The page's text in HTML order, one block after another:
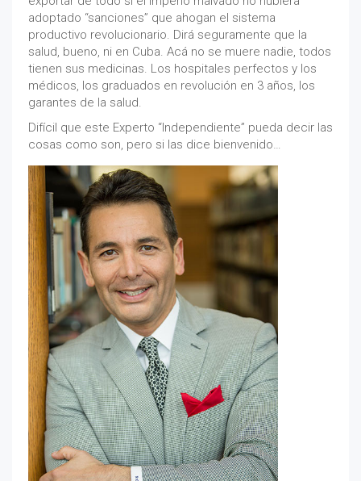
adoptado “sanciones” que ahogan el sistema
productivo revolucionario. Dirá seguramente que la
salud, bueno, ni en Cuba. Acá no se muere nadie, todos
tienen sus medicinas. Los hospitales perfectos y los
médicos, los graduados en revolución en 3 años, los
garantes de la salud.
Difícil que este Experto “Independiente” pueda decir las
cosas como son, pero si las dice bienvenido…